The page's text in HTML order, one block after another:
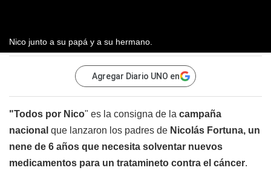
Nico junto a su papá y a su hermano.
Agregar Diario UNO en
"Todos por Nico" es la consigna de la campaña
nacional que lanzaron los padres de Nicolás Fortuna, un
nene de 6 años que necesita solventar nuevos
medicamentos para un tratamineto contra el cáncer.